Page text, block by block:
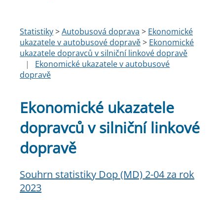
Statistiky>Autobusová doprava > Ekonomické
ukazatele v autobusové dopravě> Ekonomické
ukazatele dopravců v silniční linkové dopravě
|
Ekonomické ukazatele v autobusové
dopravě
Ekonomické ukazatele
dopravců v silniční linkové
dopravě
Souhrn statistiky Dop (MD) 2-04 za rok
2023